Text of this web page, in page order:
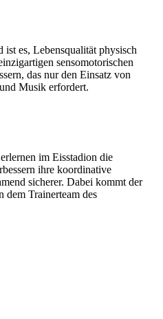
es, Lebensqualität physisch
sensomotorischen
das nur den Einsatz von
Musik erfordert.
im Eisstadion die
ihre koordinative
sicherer. Dabei kommt der
dem Trainerteam des